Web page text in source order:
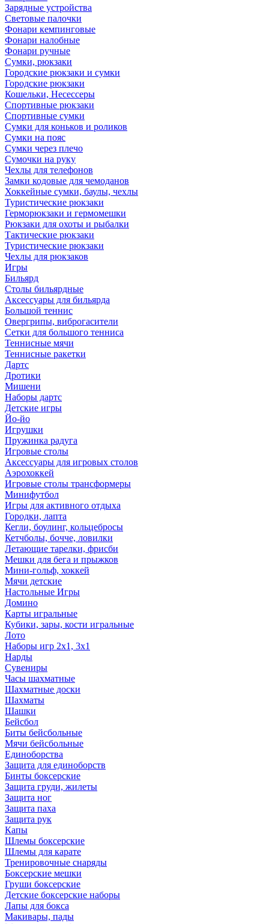
Зарядные устройства
Световые палочки
Фонари кемпинговые
Фонари налобные
Фонари ручные
Сумки, рюкзаки
Городские рюкзаки и сумки
Городские рюкзаки
Кошельки, Несессеры
Спортивные рюкзаки
Спортивные сумки
Сумки для коньков и роликов
Сумки на пояс
Сумки через плечо
Сумочки на руку
Чехлы для телефонов
Замки кодовые для чемоданов
Хоккейные сумки, баулы, чехлы
Туристические рюкзаки
Герморюкзаки и гермомешки
Рюкзаки для охоты и рыбалки
Тактические рюкзаки
Туристические рюкзаки
Чехлы для рюкзаков
Игры
Бильярд
Столы бильярдные
Аксессуары для бильярда
Большой теннис
Овергрипы, виброгасители
Сетки для большого тенниса
Теннисные мячи
Теннисные ракетки
Дартс
Дротики
Мишени
Наборы дартс
Детские игры
Йо-йо
Игрушки
Пружинка радуга
Игровые столы
Аксессуары для игровых столов
Аэрохоккей
Игровые столы трансформеры
Минифутбол
Игры для активного отдыха
Городки, лапта
Кегли, боулинг, кольцебросы
Кетчболы, бочче, ловилки
Летающие тарелки, фрисби
Мешки для бега и прыжков
Мини-гольф, хоккей
Мячи детские
Настольные Игры
Домино
Карты игральные
Кубики, зары, кости игральные
Лото
Наборы игр 2х1, 3х1
Нарды
Сувениры
Часы шахматные
Шахматные доски
Шахматы
Шашки
Бейсбол
Биты бейсбольные
Мячи бейсбольные
Единоборства
Защита для единоборств
Бинты боксерские
Защита груди, жилеты
Защита ног
Защита паха
Защита рук
Капы
Шлемы боксерские
Шлемы для карате
Тренировочные снаряды
Боксерские мешки
Груши боксерские
Детские боксерские наборы
Лапы для бокса
Макивары, пады